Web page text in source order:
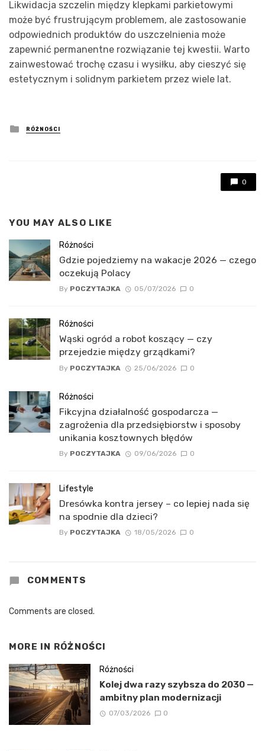
Likwidacja szczelin między klepkami parkietowymi
może być frustrującym problemem, ale zastosowanie
odpowiednich produktów do uszczelnienia może
zapewnić permanentne rozwiązanie tej kwestii. Warto
zainwestować trochę czasu i wysiłku, aby cieszyć się
estetycznym i solidnym parkietem przez wiele lat.
Posted
in
RÓŻNOŚCI
0
YOU MAY ALSO LIKE
Różności
Gdzie pojedziemy na wakacje 2026 — czego
oczekują Polacy
By POCZYTAJKA 05/07/2026 0
Różności
Wąski ogród a robot koszący — czy
przejedzie między grządkami?
By POCZYTAJKA 25/06/2026 0
Różności
Fikcyjna działalność gospodarcza —
zagrożenia dla przedsiębiorstw i sposoby
unikania kosztownych błędów
By POCZYTAJKA 09/06/2026 0
Lifestyle
Dresówka kontra jersey – co lepiej nada się
na spodnie dla dzieci?
By POCZYTAJKA 18/05/2026 0
COMMENTS
Comments are closed.
MORE IN RÓŻNOŚCI
Różności
Kolej dwa razy szybsza do 2030 —
ambitny plan modernizacji
07/03/2026 0